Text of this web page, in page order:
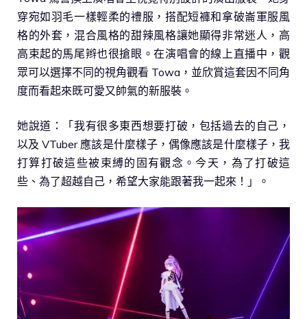
穿宛如羽毛一樣輕柔的禮服，搭配短褲和拿破崙軍服風
格的外套，混合風格的甜辣風格讓她顯得非常迷人，高
高束起的馬尾辫也很搶眼。在演唱會的線上直播中，觀
眾可以選擇不同的視角觀看 Towa，並欣賞這套因不同角
度而看起來既可愛又帥氣的新服裝。
她說道：「我有很多東西想要打破，包括過去的自己，
以及 VTuber 應該是什麼樣子，偶像應該是什麼樣子，我
打算打破這些被束縛的固有觀念。今天，為了打破這
些、為了超越自己，希望大家能跟著我一起來！」。